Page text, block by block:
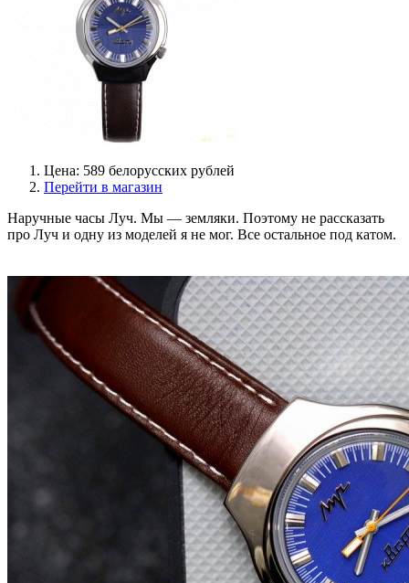
Цена: 589 белорусских рублей
Перейти в магазин
Наручные часы Луч. Мы — земляки. Поэтому не рассказать
про Луч и одну из моделей я не мог. Все остальное под катом.